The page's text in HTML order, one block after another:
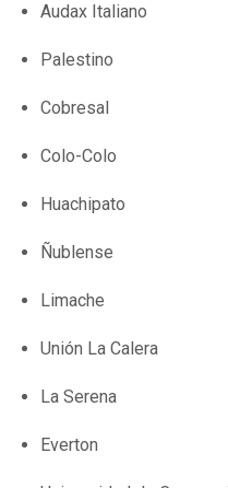
Audax Italiano
Palestino
Cobresal
Colo-Colo
Huachipato
Ñublense
Limache
Unión La Calera
La Serena
Everton